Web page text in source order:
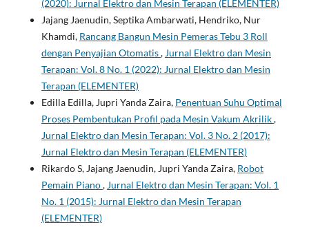
(2020): Jurnal Elektro dan Mesin Terapan (ELEMENTER)
Jajang Jaenudin, Septika Ambarwati, Hendriko, Nur
Khamdi, Rancang Bangun Mesin Pemeras Tebu 3 Roll
dengan Penyajian Otomatis, Jurnal Elektro dan Mesin
Terapan: Vol. 8 No. 1 (2022): Jurnal Elektro dan Mesin
Terapan (ELEMENTER)
Edilla Edilla, Jupri Yanda Zaira, Penentuan Suhu Optimal
Proses Pembentukan Profil pada Mesin Vakum Akrilik,
Jurnal Elektro dan Mesin Terapan: Vol. 3 No. 2 (2017):
Jurnal Elektro dan Mesin Terapan (ELEMENTER)
Rikardo S, Jajang Jaenudin, Jupri Yanda Zaira, Robot
Pemain Piano, Jurnal Elektro dan Mesin Terapan: Vol. 1
No. 1 (2015): Jurnal Elektro dan Mesin Terapan
(ELEMENTER)